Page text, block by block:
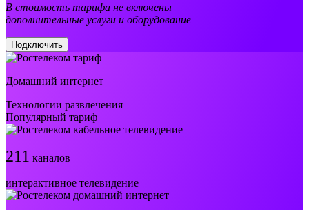
В стоимость тарифа не включены
дополнительные услуги и оборудование
Подключить
Домашний интернет
Технологии развлечения
Популярный тариф
211 каналов
интерактивное телевидение